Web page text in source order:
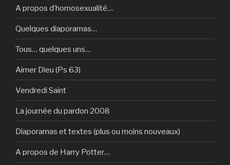
A propos d’homosexualité…
Quelques diaporamas…
Tous… quelques uns…
Aimer Dieu (Ps 63)
Vendredi Saint
La journée du pardon 2008
Diaporamas et textes (plus ou moins nouveaux)
A propos de Harry Potter…